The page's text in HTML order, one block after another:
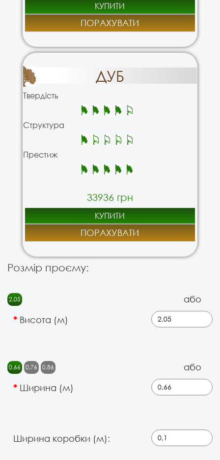
КУПИТИ
ПОРАХУВАТИ
ДУБ
Твердість
Структура
Престиж
33936 грн
КУПИТИ
ПОРАХУВАТИ
Розмір проєму:
2,05
або
Висота (м)
0,66 0,76 0,86
або
Ширина (м)
Ширина коробки (м):